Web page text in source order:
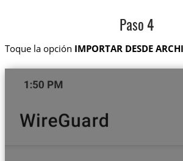
Paso 4
Toque la opción IMPORTAR DESDE